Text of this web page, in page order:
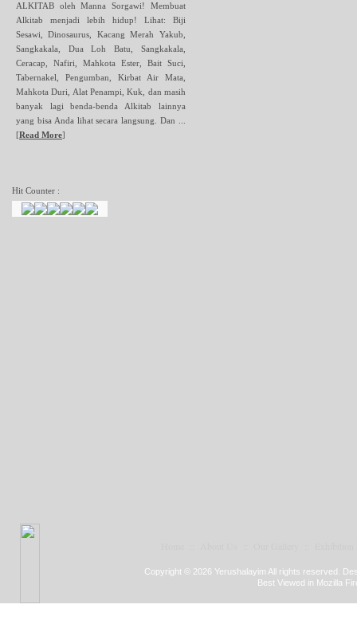
ALKITAB oleh Manna Sorgawi! Membuat
Alkitab menjadi lebih hidup! Lihat: Biji
Sesawi, Dinosaurus, Kacang Merah Yakub,
Sangkakala, Dua Loh Batu, Sangkakala,
Ceracap, Nafiri, Mahkota Ester, Bait Suci,
Tabernakel, Pengumban, Kirbat Air Mata,
Mahkota Duri, Alat Penampi, Kuk, dan masih
banyak lagi benda-benda Alkitab lainnya
yang bisa Anda lihat secara langsung. Dan ...
[Read More]
Hit Counter :
Copyright © 2026 Yerushalayim All rights reserved.
Best Viewed in Mozilla